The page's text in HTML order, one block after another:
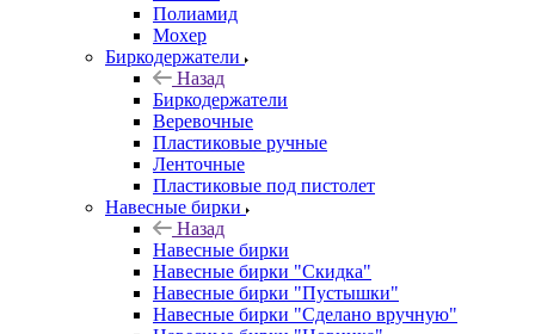
Полиамид
Мохер
Биркодержатели
Назад
Биркодержатели
Веревочные
Пластиковые ручные
Ленточные
Пластиковые под пистолет
Навесные бирки
Назад
Навесные бирки
Навесные бирки "Скидка"
Навесные бирки "Пустышки"
Навесные бирки "Сделано вручную"